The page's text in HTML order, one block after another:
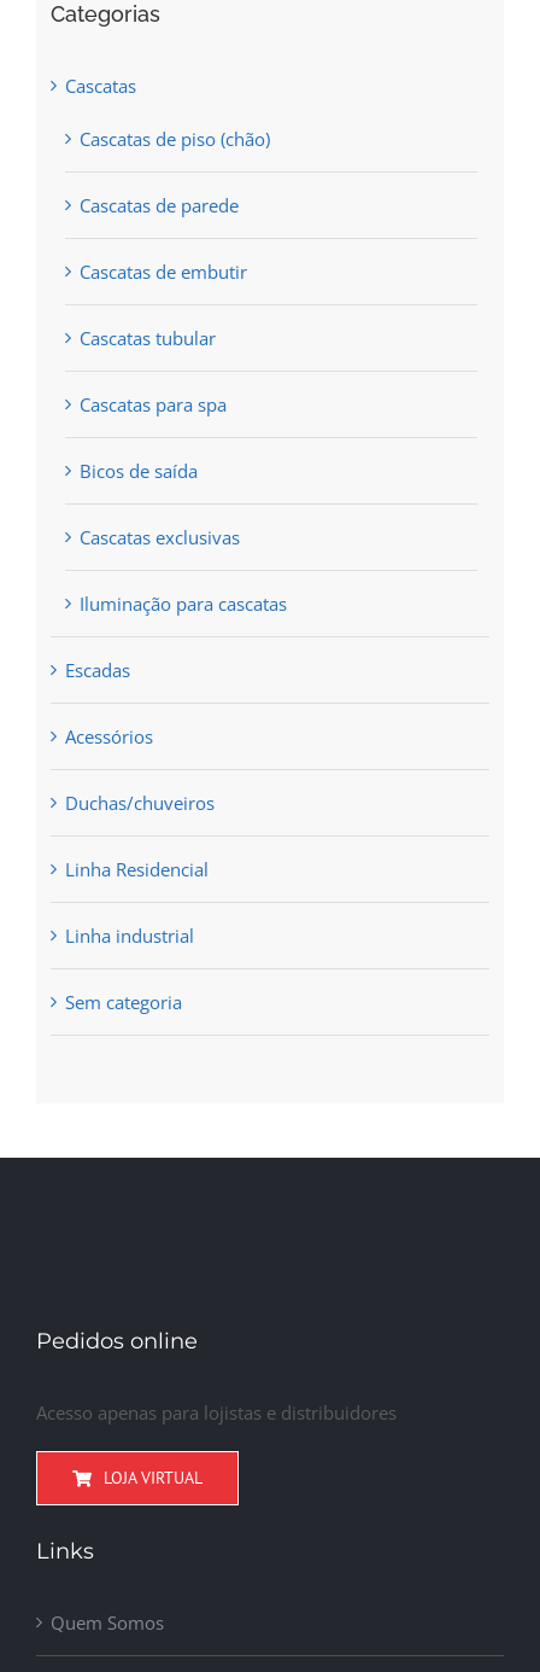
on
page
Categorias
Cascatas
Cascatas de piso (chão)
Cascatas de parede
Cascatas de embutir
Cascatas tubular
Cascatas para spa
Bicos de saída
Cascatas exclusivas
Iluminação para cascatas
Escadas
Acessórios
Duchas/chuveiros
Linha Residencial
Linha industrial
Sem categoria
Pedidos online
Acesso apenas para lojistas e distribuidores
LOJA VIRTUAL
Links
Quem Somos